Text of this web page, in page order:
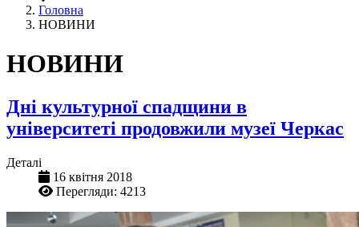
Головна
НОВИНИ
НОВИНИ
Дні культурної спадщини в
університеті продовжили музеї Черкас
Деталі
16 квітня 2018
Перегляди: 4213